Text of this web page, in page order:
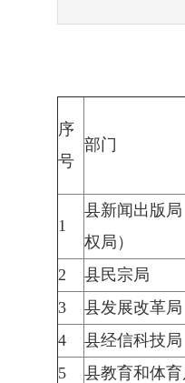
序
号
部门
1
县新闻出版
权局）
2 县民宗局
3
县发展改革局
4
县经信科技局
5
县教育和体育